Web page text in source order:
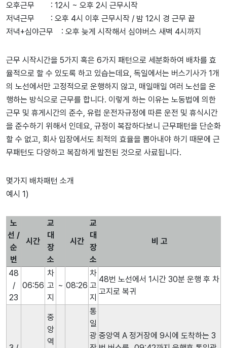
오후근무 : 12시 ~ 오후 2시 근무시작
저녁근무 : 오후 4시 이후 근무시작 / 밤 12시 경 근무 끝
저녁+심야근무 : 오후 늦게 시작해서 심야버스 새벽 4시까지
근무 시작시간을 5가지 혹은 6가지 패턴으로 세분화하여 배차를 효
율적으로 할 수 있도록 하고 있습는데요, 독일에서는 버스기사가 1개
의 노선에서만 고정적으로 운행하지 않고, 매일매일 여러 노선을 운
행하는 방식으로 근무를 합니다. 이렇게 하는 이유는 노동법에 의한
근무 및 휴게시간의 준수, 유럽 운전자규정에 따른 운전 및 휴식시간
을 준수하기 위해서 인데요, 규정이 복잡하다보니 근무패턴을 단순화
할 수 없고, 회사 입장에서도 최적의 효율을 뽑아내야 하기 때문에 근
무패턴도 다양하고 복잡하게 발전된 것으로 사료됩니다.
몇가지 배차패턴 소개
예시 1)
노
선 /
순
번
시간
교
대
장
소
시간
교
대
장
소
비 고
48
/
23
06:56
차
고
지
~ 08:26
차
고
지
48번 노선에서 1시간 30분 운행 후 차
고지로 복귀
중
앙
역
통
일
광 중앙역 A 정거장에 9시에 도착하는 3